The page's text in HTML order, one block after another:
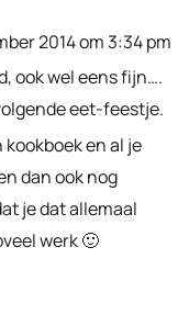
2014 om 3:34 pm
ook wel eens fijn….
eet-feestje.
en al je
dan ook nog
je dat allemaal
werk 🙂